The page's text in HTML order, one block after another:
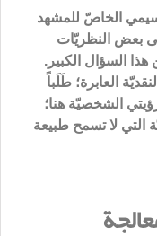
الخاصّ للمشهد
بعض النظريّات
السؤال الكبير.
العابرة؛ طَلَباً
الشخصيّة هنا؛
التي لا تسمح طبيعة